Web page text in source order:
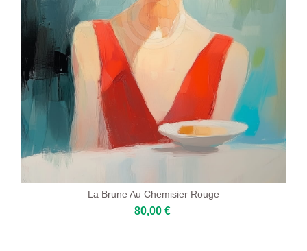
La Brune Au Chemisier Rouge
80,00 €